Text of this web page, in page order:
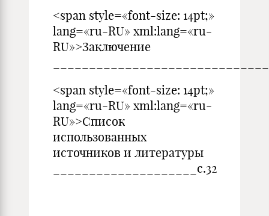
<span style=«font-size: 14pt;»
lang=«ru-RU» xml:lang=«ru-
RU»>Заключение
<span style=«font-size: 14pt;»
lang=«ru-RU» xml:lang=«ru-
RU»>Список
использованных
источников и литературы
____________________с.32